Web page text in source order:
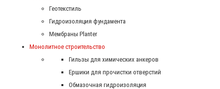
Геотекстиль
Гидроизоляция фундамента
Мембраны Planter
Монолитное строительство
Гильзы для химических анкеров
Ершики для прочистки отверстий
Обмазочная гидроизоляция